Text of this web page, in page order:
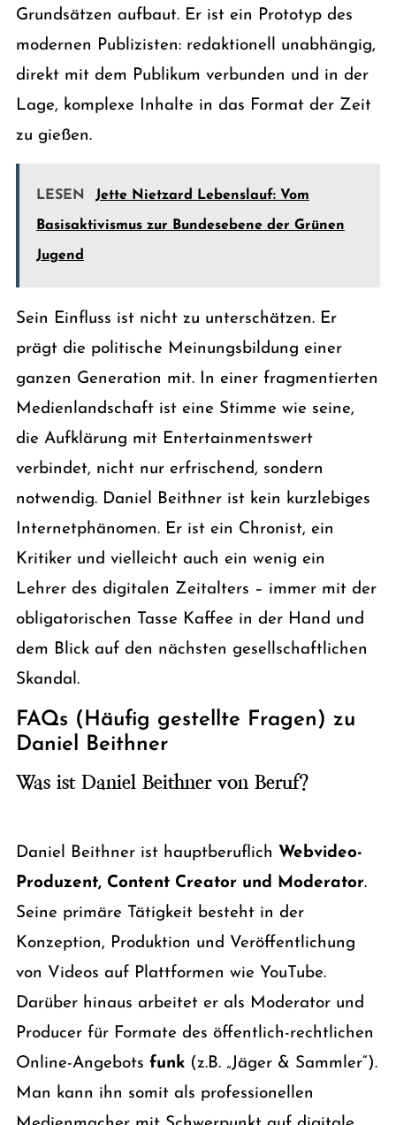
Grundsätzen aufbaut. Er ist ein Prototyp des
modernen Publizisten: redaktionell unabhängig,
direkt mit dem Publikum verbunden und in der
Lage, komplexe Inhalte in das Format der Zeit
zu gießen.
LESEN Jette Nietzard Lebenslauf: Vom
Basisaktivismus zur Bundesebene der Grünen
Jugend
Sein Einfluss ist nicht zu unterschätzen. Er
prägt die politische Meinungsbildung einer
ganzen Generation mit. In einer fragmentierten
Medienlandschaft ist eine Stimme wie seine,
die Aufklärung mit Entertainmentswert
verbindet, nicht nur erfrischend, sondern
notwendig. Daniel Beithner ist kein kurzlebiges
Internetphänomen. Er ist ein Chronist, ein
Kritiker und vielleicht auch ein wenig ein
Lehrer des digitalen Zeitalters – immer mit der
obligatorischen Tasse Kaffee in der Hand und
dem Blick auf den nächsten gesellschaftlichen
Skandal.
FAQs (Häufig gestellte Fragen) zu
Daniel Beithner
Was ist Daniel Beithner von Beruf?
Daniel Beithner ist hauptberuflich Webvideo-
Produzent, Content Creator und Moderator.
Seine primäre Tätigkeit besteht in der
Konzeption, Produktion und Veröffentlichung
von Videos auf Plattformen wie YouTube.
Darüber hinaus arbeitet er als Moderator und
Producer für Formate des öffentlich-rechtlichen
Online-Angebots funk(z.B. „Jäger & Sammler“).
Man kann ihn somit als professionellen